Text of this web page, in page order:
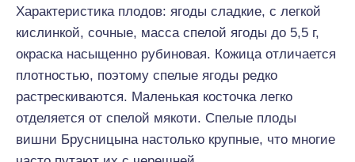
Характеристика плодов: ягоды сладкие, с легкой
кислинкой, сочные, масса спелой ягоды до 5,5 г,
окраска насыщенно рубиновая. Кожица отличается
плотностью, поэтому спелые ягоды редко
растрескиваются. Маленькая косточка легко
отделяется от спелой мякоти. Спелые плоды
вишни Брусницына настолько крупные, что многие